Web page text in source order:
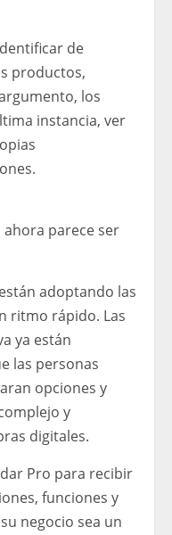
de
productos,
los
instancia, ver
parece ser
adoptando las
ritmo rápido. Las
ya están
las personas
opciones y
y
digitales.
Pro para recibir
funciones y
negocio sea un